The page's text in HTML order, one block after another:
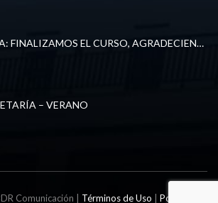
CLARET LARRAONA: FINALIZAMOS EL CURSO, AGRADECIENDO TODO LO VIVIDO.
– VERANO
Comunicación | Términos de Uso Política de